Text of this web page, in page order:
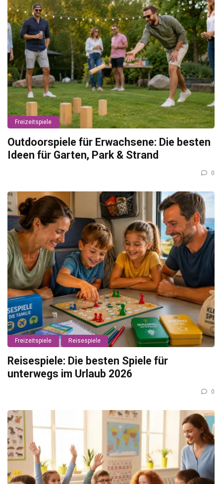
Freizeitspiele
Outdoorspiele für Erwachsene: Die besten
Ideen für Garten, Park & Strand
0
Freizeitspiele Reisespiele
Reisespiele: Die besten Spiele für
unterwegs im Urlaub 2026
0